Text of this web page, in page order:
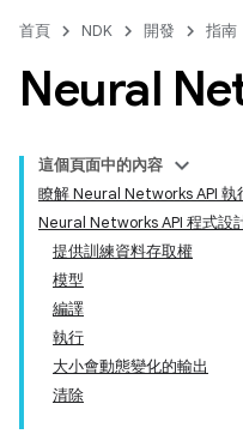
首頁 NDK 開發 指南
Neural
這個頁面中的內容
瞭解 Neural Networks API 執
Neural Networks API 程式設
提供訓練資料存取權
模型
編譯
執行
大小會動態變化的輸出
清除